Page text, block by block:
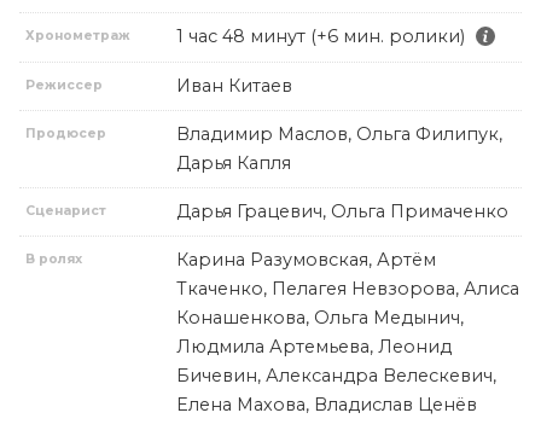
Хронометраж 1 час 48 минут (+6 мин. ролики)
Режиссер Иван Китаев
Продюсер
Владимир Маслов, Ольга Филипук,
Дарья Капля
Сценарист Дарья Грацевич, Ольга Примаченко
В ролях
Карина Разумовская, Артём
Ткаченко, Пелагея Невзорова, Алиса
Конашенкова, Ольга Медынич,
Людмила Артемьева, Леонид
Бичевин, Александра Велескевич,
Елена Махова, Владислав Ценёв